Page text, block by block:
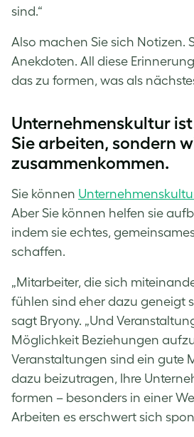
sind.“
Also machen Sie sich Notizen.
Anekdoten. All diese
das zu formen, was als
Unternehmenskultur
Sie arbeiten, sondern
zusammenkommen.
Sie können
Aber Sie können helfen sie
indem sie echtes,
schaffen.
„Mitarbeiter, die sich
fühlen sind eher dazu geneigt
sagt Bryony. „Und
Möglichkeit Beziehungen
Veranstaltungen sind ein gute
dazu beizutragen, Ihre
formen – besonders in einer
Arbeiten es erschwert sich